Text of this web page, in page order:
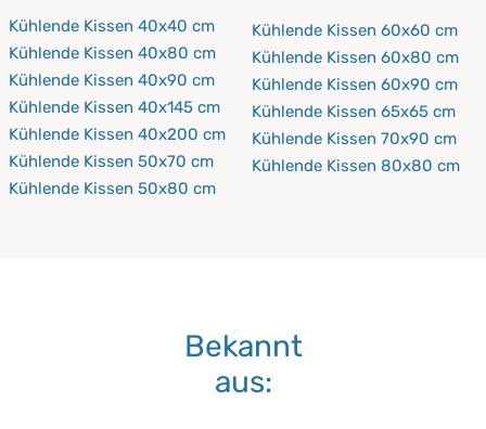
Kühlende Kissen 40x40 cm
Kühlende Kissen 40x80 cm
Kühlende Kissen 40x90 cm
Kühlende Kissen 40x145 cm
Kühlende Kissen 40x200 cm
Kühlende Kissen 50x70 cm
Kühlende Kissen 50x80 cm
Kühlende Kissen 60x60 cm
Kühlende Kissen 60x80 cm
Kühlende Kissen 60x90 cm
Kühlende Kissen 65x65 cm
Kühlende Kissen 70x90 cm
Kühlende Kissen 80x80 cm
Bekannt
aus: